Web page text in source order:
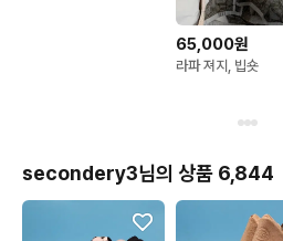
65,000원
라파 져지, 빕숏
secondery3님의 상품 6,844